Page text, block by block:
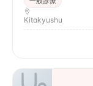
Kitakyushu